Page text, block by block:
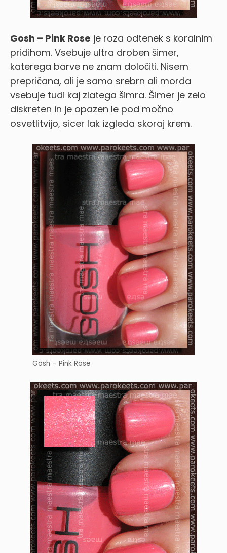
Gosh – Pink Rose je roza odtenek s koralnim
pridihom. Vsebuje ultra droben šimer,
katerega barve ne znam določiti. Nisem
prepričana, ali je samo srebrn ali morda
vsebuje tudi kaj zlatega šimra. Šimer je zelo
diskreten in je opazen le pod močno
osvetlitvijo, sicer lak izgleda skoraj krem.
Gosh – Pink Rose